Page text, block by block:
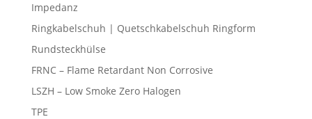
Impedanz
Ringkabelschuh | Quetschkabelschuh Ringform
Rundsteckhülse
FRNC – Flame Retardant Non Corrosive
LSZH – Low Smoke Zero Halogen
TPE